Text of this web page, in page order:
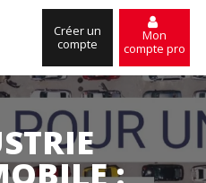
Créer un
compte
Mon
compte pro